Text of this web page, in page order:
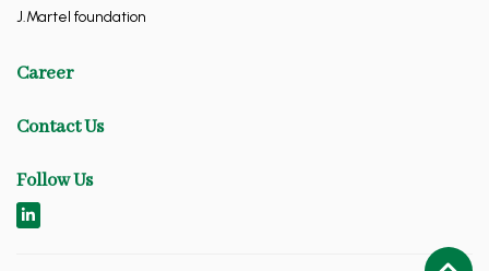
J.Martel foundation
Career
Contact Us
Follow Us